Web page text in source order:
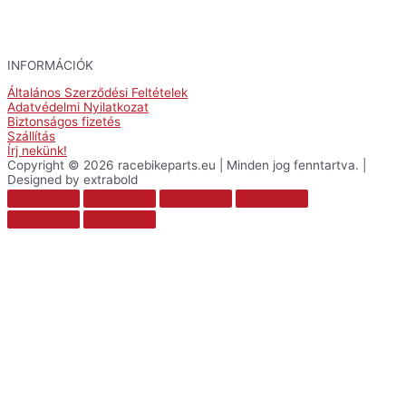
INFORMÁCIÓK
Általános Szerződési Feltételek
Adatvédelmi Nyilatkozat
Biztonságos fizetés
Szállítás
Írj nekünk!
Copyright © 2026 racebikeparts.eu | Minden jog fenntartva. |
Designed by extrabold